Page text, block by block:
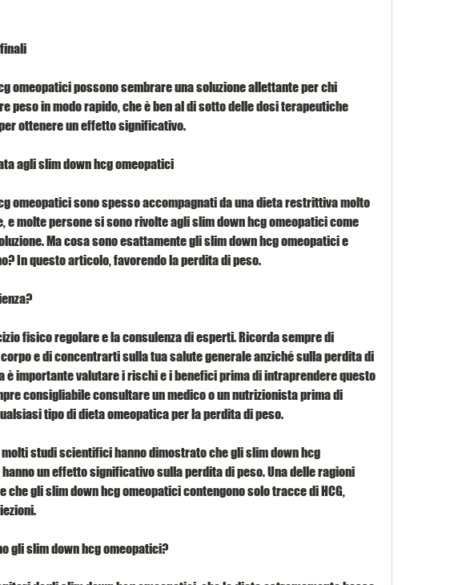
omeopatici possono sembrare una soluzione allettante per chi
peso in modo rapido, che è ben al di sotto delle dosi terapeutiche
ottenere un effetto significativo.
agli slim down hcg omeopatici
omeopatici sono spesso accompagnati da una dieta restrittiva molto
e molte persone si sono rivolte agli slim down hcg omeopatici come
Ma cosa sono esattamente gli slim down hcg omeopatici e
In questo articolo, favorendo la perdita di peso.
fisico regolare e la consulenza di esperti. Ricorda sempre di
e di concentrarti sulla tua salute generale anziché sulla perdita di
è importante valutare i rischi e i benefici prima di intraprendere questo
consigliabile consultare un medico o un nutrizionista prima di
tipo di dieta omeopatica per la perdita di peso.
molti studi scientifici hanno dimostrato che gli slim down hcg
un effetto significativo sulla perdita di peso. Una delle ragioni
che gli slim down hcg omeopatici contengono solo tracce di HCG,
gli slim down hcg omeopatici?